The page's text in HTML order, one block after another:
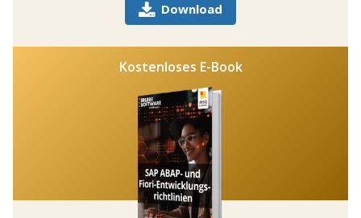
Download
Kostenloses E-Book